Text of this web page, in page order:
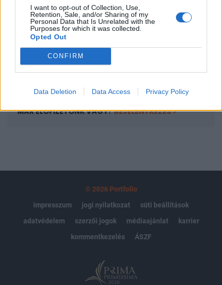
I want to opt-out of Collection, Use,
Retention, Sale, and/or Sharing of my
Personal Data that Is Unrelated with the
Purposes for which it was collected.
Opted Out
CONFIRM
Data Deletion Data Access Privacy Policy
Az előfizetés a következőket tartalmazza:
Portfolio.hu teljes cikkarchívum
Kötéslisták: BÉT elmúlt 2 év napon belüli
kötéslistái
Előfizetés
MÁR ELŐFIZETŐNK VAGY?BEJELENTKEZÉS
© 2026 Portfolio
impresszum
jogi nyilatkozat
süti beállítások
adatvédelem
szerzői jogok médiaajánlat
karrier
kommentkezelés
ÁSZF